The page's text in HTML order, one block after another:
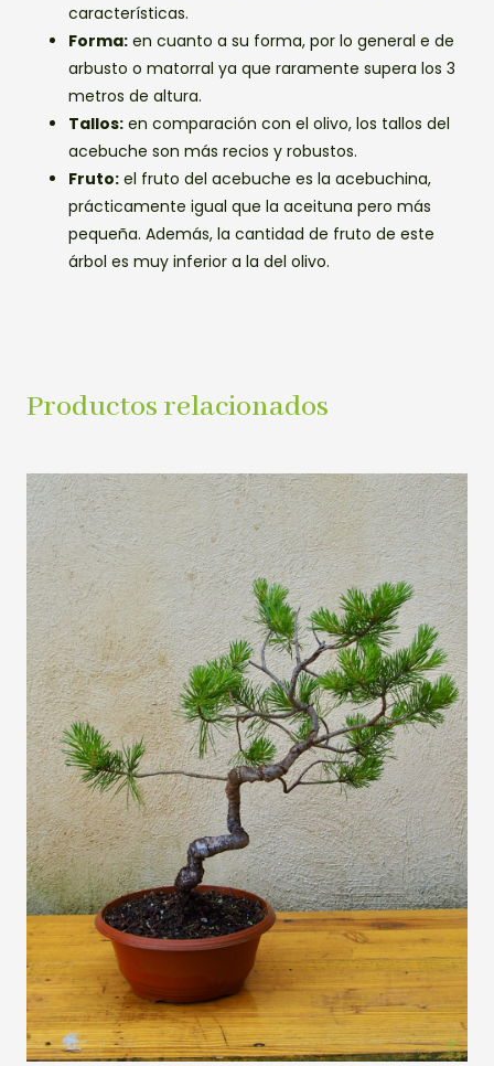
características.
Forma: en cuanto a su forma, por lo general e de
arbusto o matorral ya que raramente supera los 3
metros de altura.
Tallos: en comparación con el olivo, los tallos del
acebuche son más recios y robustos.
Fruto: el fruto del acebuche es la acebuchina,
prácticamente igual que la aceituna pero más
pequeña. Además, la cantidad de fruto de este
árbol es muy inferior a la del olivo.
Productos relacionados